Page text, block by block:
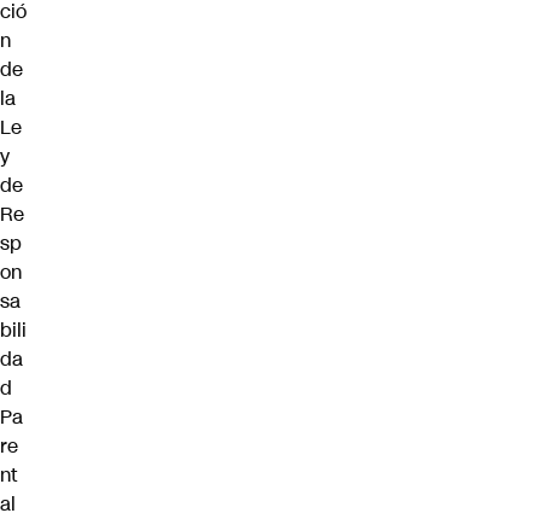
ció
n
de
la
Le
y
de
Re
sp
on
sa
bili
da
d
Pa
re
nt
al